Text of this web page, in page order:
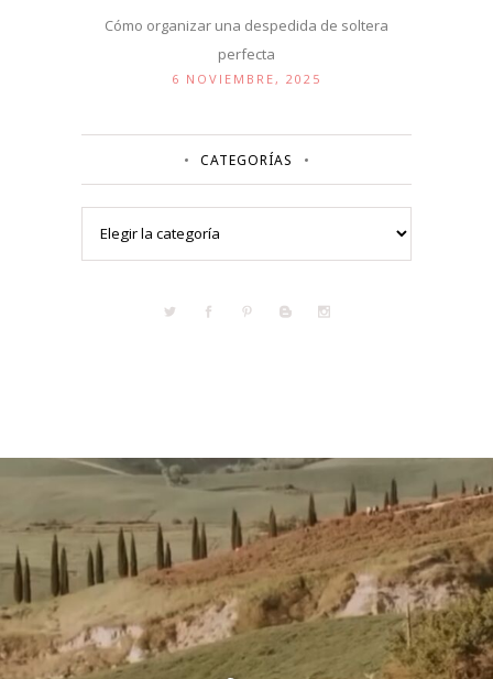
Cómo organizar una despedida de soltera
perfecta
6 NOVIEMBRE, 2025
CATEGORÍAS